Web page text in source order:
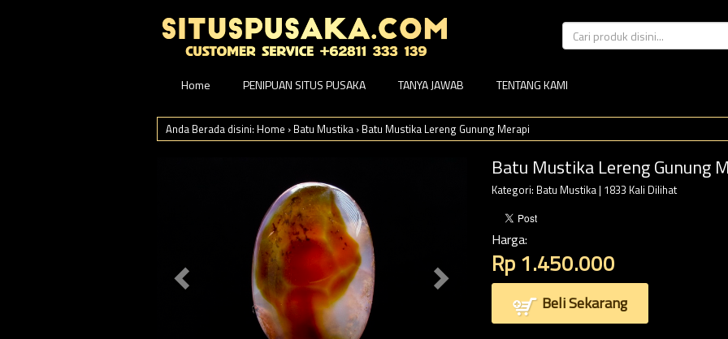
Home PENIPUAN SITUS PUSAKA TANYA JAWAB TENTANG KAMI
Anda Berada disini: Home › Batu Mustika › Batu Mustika Lereng Gunung Merapi
Batu Mustika Lereng Gunung
Kategori: Batu Mustika| 1833 Kali Dilihat
Harga:
Rp 1.450.000
Beli Sekarang